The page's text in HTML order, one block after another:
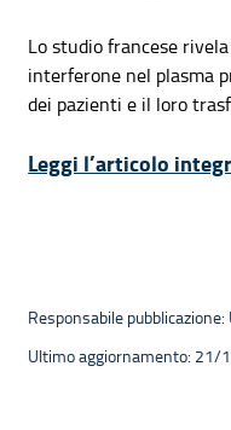
Lo studio francese
interferone nel plasma
dei pazienti e il loro
Leggi l’articolo
Responsabile
Ultimo aggiornamento: 21/